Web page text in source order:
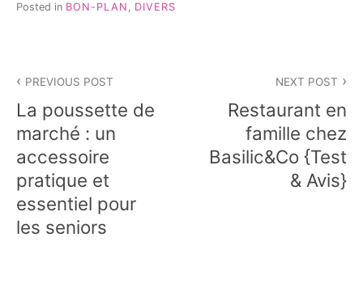
Posted in BON-PLAN , DIVERS
de
l’article
PREVIOUS POST
La poussette de
marché : un
accessoire
pratique et
essentiel pour
les seniors
NEXT POST
Restaurant en
famille chez
Basilic&Co {Test
& Avis}